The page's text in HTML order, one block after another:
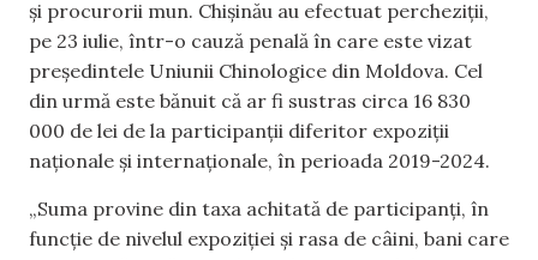
și procurorii mun. Chișinău au efectuat percheziții,
pe 23 iulie, într-o cauză penală în care este vizat
președintele Uniunii Chinologice din Moldova. Cel
din urmă este bănuit că ar fi sustras circa 16 830
000 de lei de la participanții diferitor expoziții
naționale și internaționale, în perioada 2019-2024.
„Suma provine din taxa achitată de participanți, în
funcție de nivelul expoziției și rasa de câini, bani care